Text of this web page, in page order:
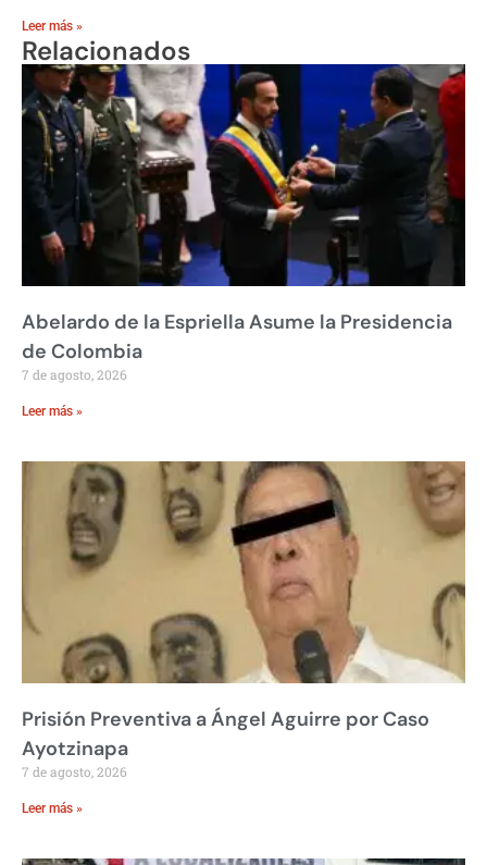
Leer más »
Relacionados
Abelardo de la Espriella Asume la Presidencia
de Colombia
7 de agosto, 2026
Leer más »
Prisión Preventiva a Ángel Aguirre por Caso
Ayotzinapa
7 de agosto, 2026
Leer más »